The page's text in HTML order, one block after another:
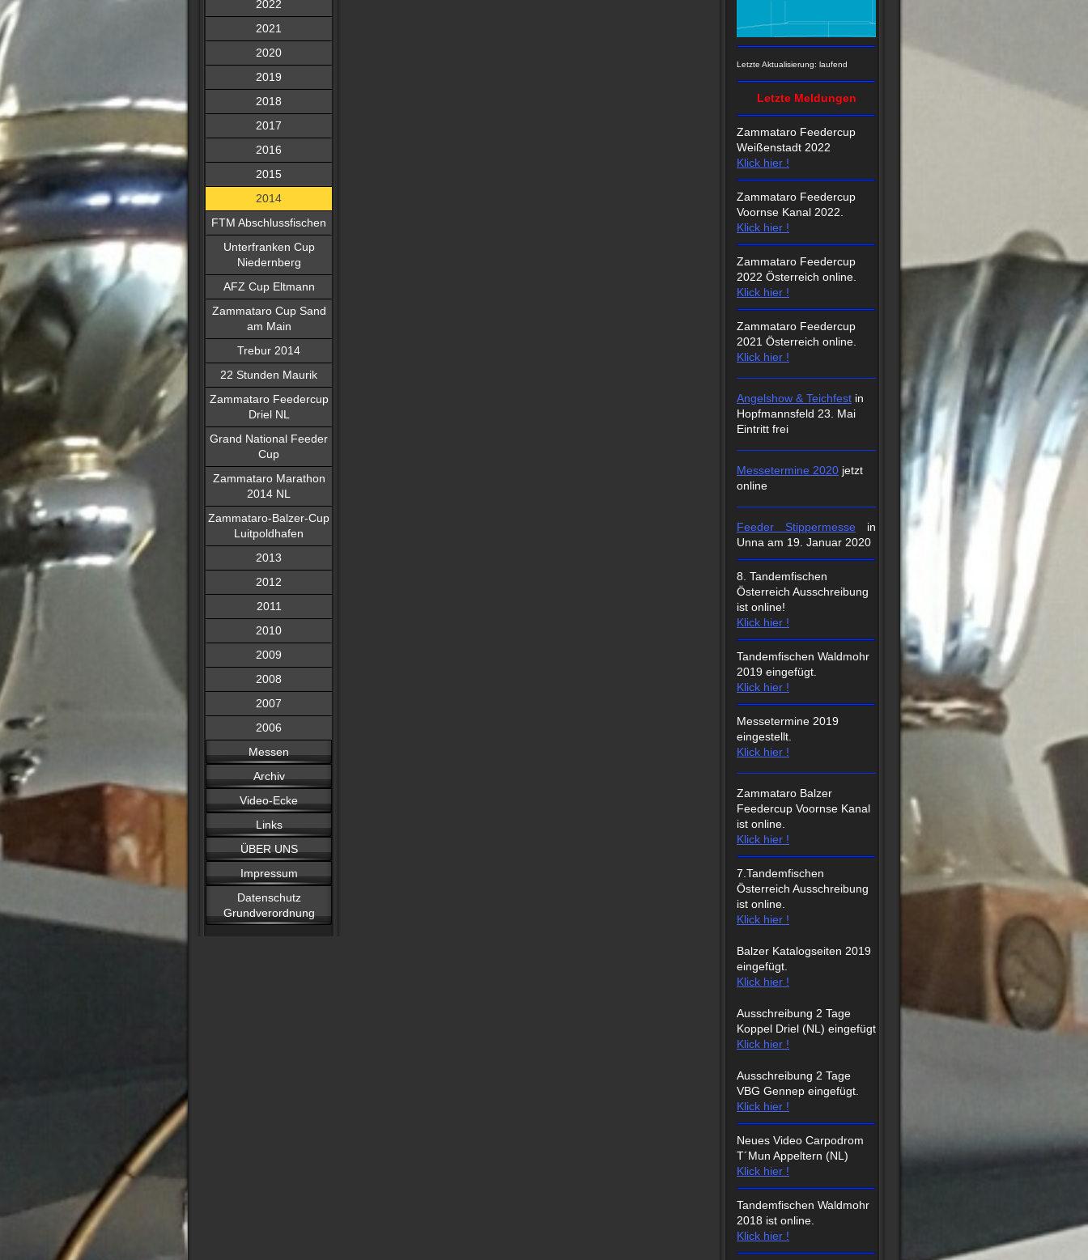
2022
2021
2020
2019
2018
2017
2016
2015
2014
FTM Abschlussfischen
Unterfranken Cup
Niedernberg
AFZ Cup Eltmann
Zammataro Cup Sand
am Main
Trebur 2014
22 Stunden Maurik
Zammataro Feedercup
Driel NL
Grand National Feeder
Cup
Zammataro Marathon
2014 NL
Zammataro-Balzer-Cup
Luitpoldhafen
2013
2012
2011
2010
2009
2008
2007
2006
Messen
Archiv
Video-Ecke
Links
ÜBER UNS
Impressum
Datenschutz
Grundverordnung
Letzte Aktualisierung: laufend
Letzte Meldungen
Zammataro Feedercup
Weißenstadt 2022
Klick hier !
Zammataro Feedercup
Voornse Kanal 2022.
Klick hier !
Zammataro Feedercup
2022 Österreich online.
Klick hier !
Zammataro Feedercup
2021 Österreich online.
Klick hier !
Angelshow & Teichfest in
Hopfmannsfeld 23. Mai
Eintritt frei
Messetermine 2020 jetzt
online
Feeder Stippermesse in
Unna am 19. Januar 2020
8. Tandemfischen
Österreich Ausschreibung
ist online!
Klick hier !
Tandemfischen Waldmohr
2019 eingefügt.
Klick hier !
Messetermine 2019
eingestellt.
Klick hier !
Zammataro Balzer
Feedercup Voornse Kanal
ist online.
Klick hier !
7.Tandemfischen
Österreich Ausschreibung
ist online.
Klick hier !
Balzer Katalogseiten 2019
eingefügt.
Klick hier !
Ausschreibung 2 Tage
Koppel Driel (NL) eingefügt
Klick hier !
Ausschreibung 2 Tage
VBG Gennep eingefügt.
Klick hier !
Neues Video Carpodrom
T´Mun Appeltern (NL)
Klick hier !
Tandemfischen Waldmohr
2018 ist online.
Klick hier !